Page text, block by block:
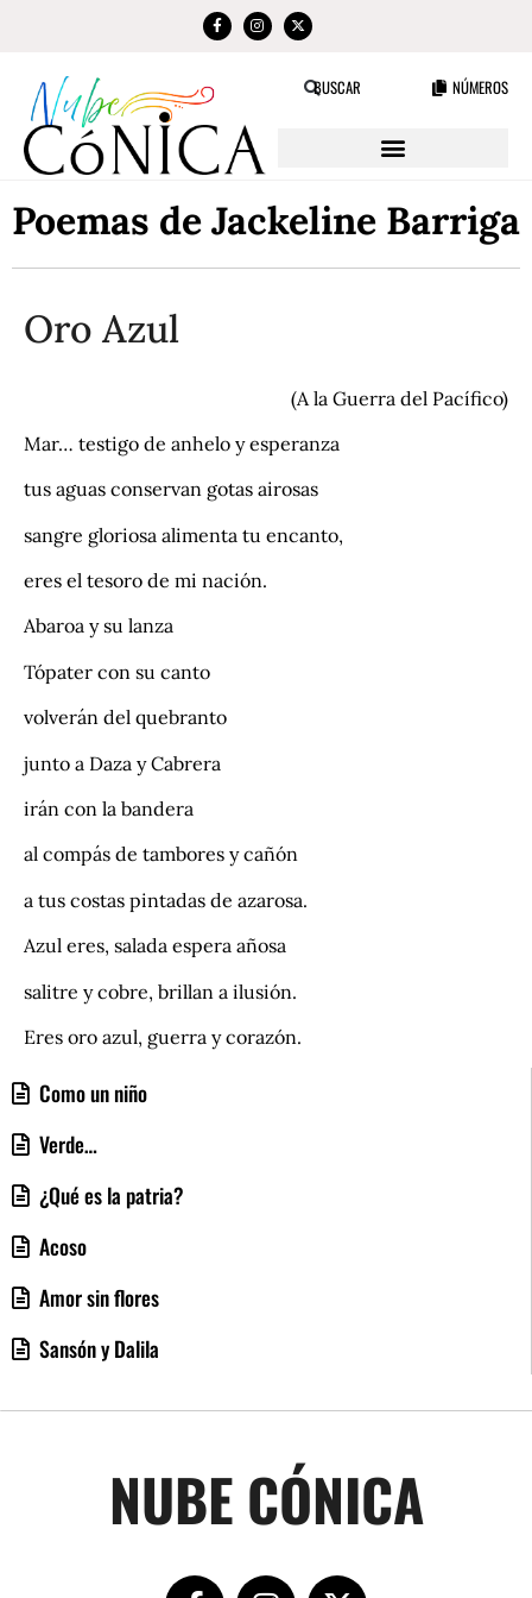
BUSCAR NÚMEROS
Poemas de Jackeline Barriga
Como un niño
Verde…
¿Qué es la patria?
Acoso
Amor sin flores
Sansón y Dalila
Oro Azul
(A la Guerra del Pacífico)
Mar… testigo de anhelo y esperanza
tus aguas conservan gotas airosas
sangre gloriosa alimenta tu encanto,
eres el tesoro de mi nación.
Abaroa y su lanza
Tópater con su canto
volverán del quebranto
junto a Daza y Cabrera
irán con la bandera
al compás de tambores y cañón
a tus costas pintadas de azarosa.
Azul eres, salada espera añosa
salitre y cobre, brillan a ilusión.
Eres oro azul, guerra y corazón.
NUBE CÓNICA